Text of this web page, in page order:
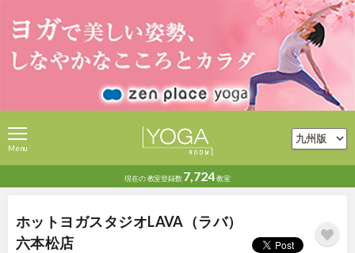
現在の教室登録数 7,724教室
Menu
ホットヨガスタジオLAVA（ラバ）
六本松店